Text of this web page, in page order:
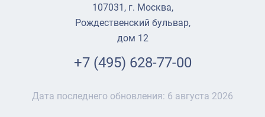
107031, г. Москва,
Рождественский бульвар,
дом 12
+7 (495) 628-77-00
Дата последнего обновления: 6 августа 2026